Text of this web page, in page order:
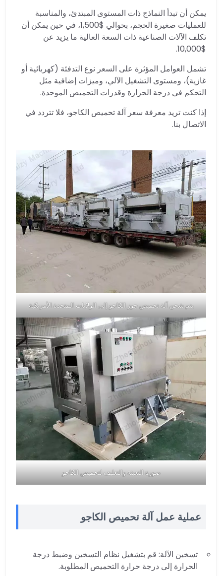
يمكن أن تبدأ النماذج ذات المستوى المبتدئ، والمناسبة
للعمليات صغيرة الحجم، بحوالي $1,500، في حين يمكن أن
تكلف الآلات الصناعية ذات السعة العالية ما يزيد عن
$10,000.
تشمل العوامل المؤثرة على السعر نوع التدفئة (كهربائية أو
غازية)، ومستوى التشغيل الآلي، وميزات إضافية مثل
التحكم في درجة الحرارة وقدرات التحميص الموحدة.
إذا كنت تريد معرفة سعر آلة تحميص الكاجو، فلا تتردد في
الاتصال بنا.
يتم شحن آلة تحميص جوز الكاجو إلى الولايات المتحدة الأمريكية
صورة التعبئة والتغليف لتحميص الكاجو
عملية عمل آلة تحميص الكاجو
تسخين الآلة: قم بتشغيل نظام التسخين وضبط درجة
الحرارة إلى درجة حرارة التحميص المطلوبة.